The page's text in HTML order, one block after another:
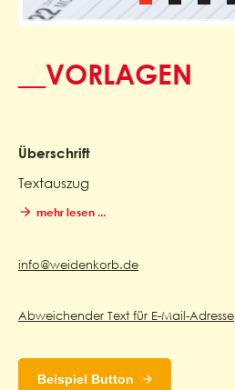
__VORLAGEN
Überschrift
Textauszug
mehr lesen ...
info@weidenkorb.de
Abweichender Text für E-Mail-Adresse
Beispiel Button